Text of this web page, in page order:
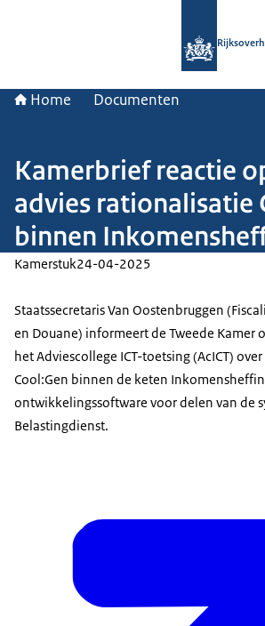
Home Documenten
Kamerbrief reactie
advies rationalisatie
binnen
Kamerstuk24-04-2025
Staatssecretaris Van Oostenbruggen
en Douane) informeert de Tweede Kamer
het Adviescollege ICT-toetsing (AcICT)
Cool:Gen binnen de keten
ontwikkelingssoftware voor delen van de
Belastingdienst.